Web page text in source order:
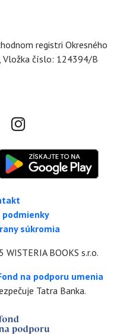
registri Okresného
Vložka číslo: 124394/B
podmienky
súkromia
BOOKS s.r.o.
na podporu umenia
Tatra Banka.